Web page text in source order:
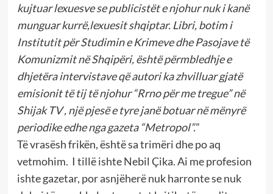
kujtuar lexuesve se publicistët e njohur nuk i kanë
munguar kurrë,lexuesit shqiptar. Libri, botim i
Institutit për Studimin e Krimeve dhe Pasojave të
Komunizmit në Shqipëri, është përmbledhje e
dhjetëra intervistave që autori ka zhvilluar gjatë
emisionit të tij të njohur “Rrno për me tregue” në
Shijak TV , një pjesë e tyre janë botuar në mënyrë
periodike edhe nga gazeta “Metropol”.”
Të vrasësh frikën, është sa trimëri dhe po aq
vetmohim. I tillë ishte Nebil Çika. Ai me profesion
ishte gazetar, por asnjëherë nuk harronte se nuk